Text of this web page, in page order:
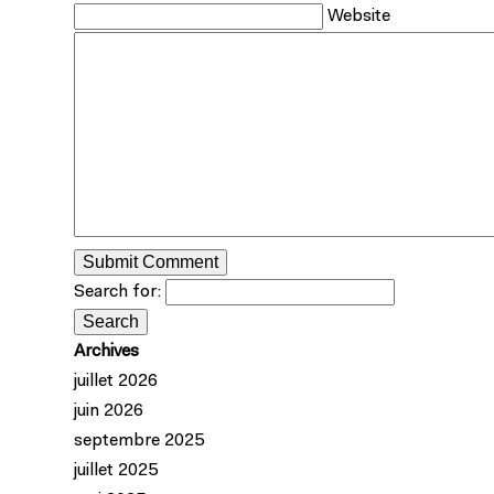
Website
Search for:
Archives
juillet 2026
juin 2026
septembre 2025
juillet 2025